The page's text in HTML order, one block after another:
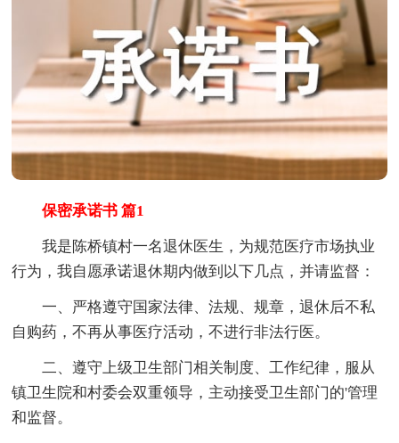
保密承诺书 篇1
我是陈桥镇村一名退休医生，为规范医疗市场执业
行为，我自愿承诺退休期内做到以下几点，并请监督：
一、严格遵守国家法律、法规、规章，退休后不私
自购药，不再从事医疗活动，不进行非法行医。
二、遵守上级卫生部门相关制度、工作纪律，服从
镇卫生院和村委会双重领导，主动接受卫生部门的'管理
和监督。